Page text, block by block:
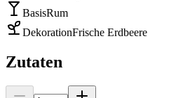
BasisRum
DekorationFrische Erdbeere
Zutaten